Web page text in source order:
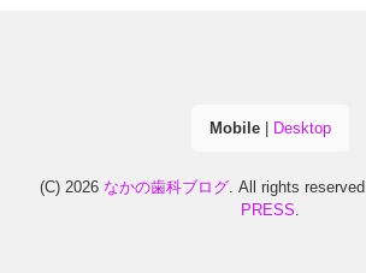
Mobile| Desktop
(C) 2026 なかの歯科ブログ. All rights reserved.
PRESS